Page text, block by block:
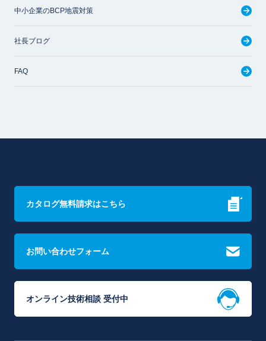
中小企業のBCP地震対策
社長ブログ
FAQ
カタログ無料請求はこちら
お問い合わせフォーム
オンライン技術相談 受付中